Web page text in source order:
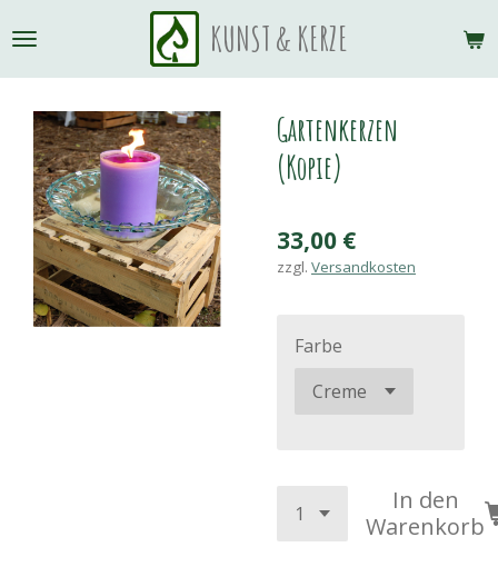
Hauptinhalt
springen
KUNST & KERZE
Gartenkerzen
(Kopie)
33,00 €
zzgl. Versandkosten
Farbe
In den
Warenkorb